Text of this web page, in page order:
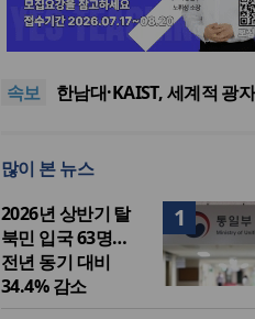
속보
느헤미야 연합기도회, ‘왕
도’로 나라·한국교회·다음
세기총 “자유를 지키며 하
시장 담은 로컬 매거진 ‘포
한남대·KAIST, 세계적 광
도’로 나라·한국교회·다음세
세기총 “자유를 지키며 하나
희망의 미래를 향하여”
많이 본 뉴스
1
2026년 상반기 탈
북민 입국 63명…
전년 동기 대비
34.4% 감소